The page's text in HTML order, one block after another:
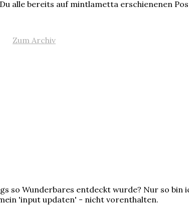
alle bereits auf mintlametta erschienenen
Zum Archiv
so Wunderbares entdeckt wurde? Nur so bin
'input updaten' - nicht vorenthalten.